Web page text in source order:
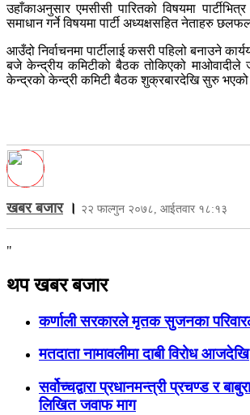
उहाँकाअनुसार एमसीसी पारितको विषयमा
समाधान गर्ने विषयमा पार्टी अध्यक्षसहित नेताहरु
आउँदो निर्वाचनमा पार्टीलाई कसरी पहिलो बनाउने
बजे केन्द्रीय कमिटीको बैठक तोकिएको माओवादीले
केन्द्रको केन्द्री कमिटी बैठक शुक्रबारदेखि सुरु भएको
खबर बजार। २२ फाल्गुन २०७८, आईतवार १८:१३
"
थप खबर बजार
कर्णाली सरकारले मृतक सुजनका
मतदाता नामावलीमा दाबी विरोध आजदेखि
सर्वोच्चद्वारा प्रधानमन्त्री प्रचण्ड र
लिखित जवाफ माग